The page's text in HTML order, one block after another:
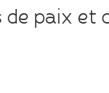
de paix et